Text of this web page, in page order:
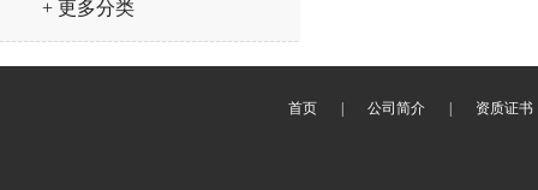
+ 更多分类
首页 公司简介 资质证书